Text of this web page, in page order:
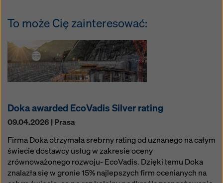
To może Cię zainteresować:
Doka awarded EcoVadis Silver rating
09.04.2026 | Prasa
Firma Doka otrzymała srebrny rating od uznanego na całym
świecie dostawcy usług w zakresie oceny
zrównoważonego rozwoju- EcoVadis. Dzięki temu Doka
znalazła się w gronie 15% najlepszych firm ocenianych na